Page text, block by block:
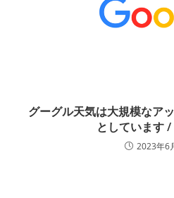
グーグル天気は大規模なア
としています
2023年6